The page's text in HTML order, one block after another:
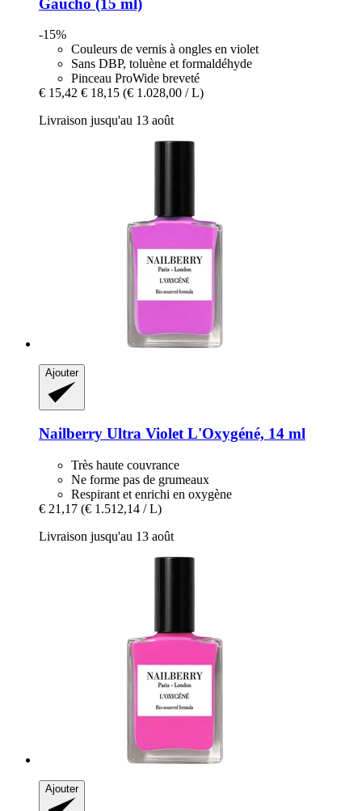
Gaucho (15 ml)
-15%
Couleurs de vernis à ongles en violet
Sans DBP, toluène et formaldéhyde
Pinceau ProWide breveté
€ 15,42 € 18,15 (€ 1.028,00 / L)
Livraison jusqu'au 13 août
Ajouter
Nailberry Ultra Violet L'Oxygéné, 14 ml
Très haute couvrance
Ne forme pas de grumeaux
Respirant et enrichi en oxygène
€ 21,17 (€ 1.512,14 / L)
Livraison jusqu'au 13 août
Ajouter